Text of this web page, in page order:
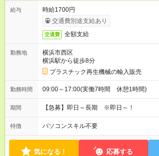
給与
時給1700円
交通費別途支給あり
交通費 全額支給
勤務地
横浜市西区
横浜駅から徒歩8分
プラスチック再生機械の輸入販売
勤務時間 09:00～17:00(実働7時間 休憩1時間)
期間 【急募】即日～長期 ※即日～！
特徴 パソコンスキル不要
気になる！ 応募する